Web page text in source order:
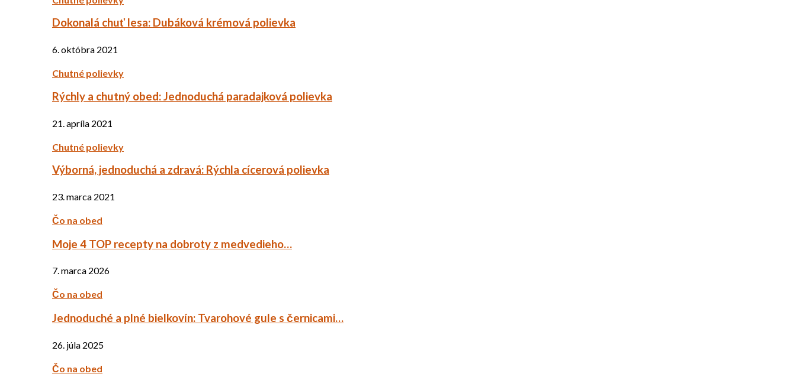
Dokonalá chuť lesa: Dubáková krémová polievka
6. októbra 2021
Chutné polievky
Rýchly a chutný obed: Jednoduchá paradajková polievka
21. apríla 2021
Chutné polievky
Výborná, jednoduchá a zdravá: Rýchla cícerová polievka
23. marca 2021
Čo na obed
Moje 4 TOP recepty na dobroty z medvedieho…
7. marca 2026
Čo na obed
Jednoduché a plné bielkovín: Tvarohové gule s černicami…
26. júla 2025
Čo na obed